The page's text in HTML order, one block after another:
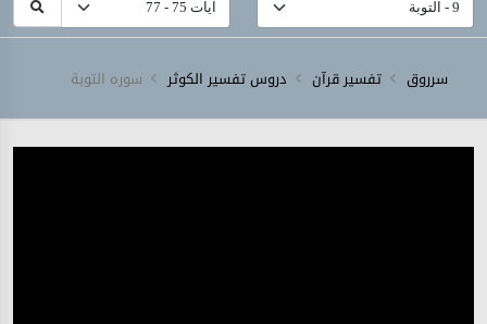
سرروق تفسیر قرآن دروس تفسیر الکوثر سورہ ‎التوبة‎